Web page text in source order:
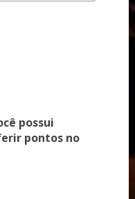
possui
pontos no